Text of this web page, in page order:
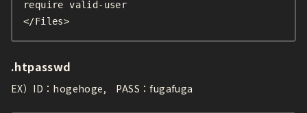
require valid-user
</Files>
.htpasswd
EX）ID：hogehoge, PASS：fugafuga